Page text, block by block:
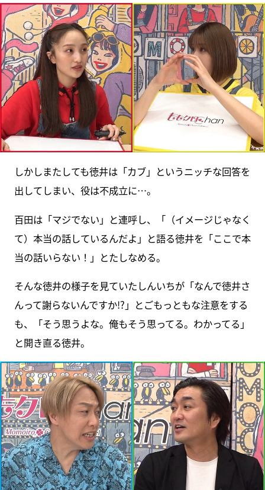
しかしまたしても徳井は「カブ」というニッチな回答を
出してしまい、役は不成立に…。
百田は「マジでない」と連呼し、「（イメージじゃなく
て）本当の話しているんだよ」と語る徳井を「ここで本
当の話いらない！」とたしなめる。
そんな徳井の様子を見ていたしんいちが「なんで徳井さ
んって謝らないんですか!?」とごもっともな注意をする
も、「そう思うよな。俺もそう思ってる。わかってる」
と開き直る徳井。